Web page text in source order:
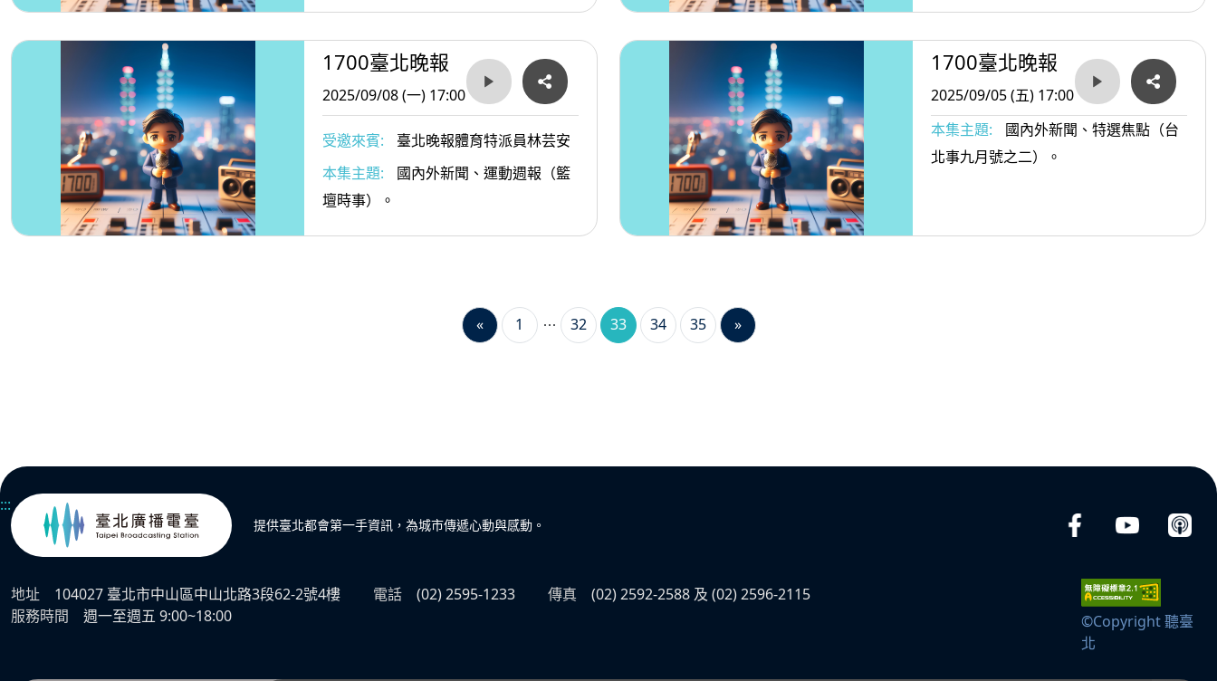
1700臺北晚報
2025/09/08 (一) 17:00
受邀來賓:
臺北晚報體育特派員林芸安
本集主題:
國內外新聞、運動週報（籃
壇時事）。
1700臺北晚報
2025/09/05 (五) 17:00
本集主題:
國內外新聞、特選焦點（台
北事九月號之二）。
« 1 32 33 34 35 »
:::
提供臺北都會第一手資訊，為城市傳遞心動與感動。
地址 104027 臺北市中山區中山北路3段62-2號4樓 電話 (02) 2595-1233 傳真
(02) 2592-2588 及 (02) 2596-2115
服務時間
週一至週五 9:00~18:00
©Copyright 聽臺
北